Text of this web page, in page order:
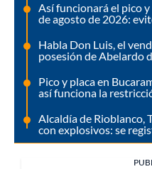
Así funcionará el pico
de agosto de 2026:
Habla Don Luis, el
posesión de Abelardo
Pico y placa en
así funciona la
Alcaldía de Rioblanco,
con explosivos: se